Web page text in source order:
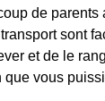
de
sont
et de le
que vous